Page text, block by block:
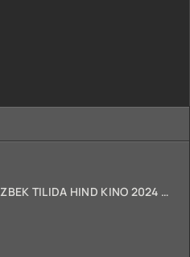
SALAAR 2 QISMI UZBEK TILIDA HIND KINO 2024 TARJIMA 720p HD Skachat